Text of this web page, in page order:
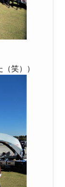
笑））